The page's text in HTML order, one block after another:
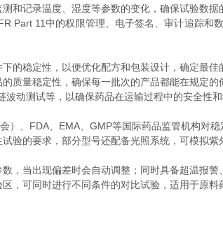
记录温度、湿度等参数的变化，确保试验数据
11中的权限管理、电子签名、审计追踪和
稳定性，以便优化配方和包装设计，确定最佳
量稳定性，确保每一批次的产品都能在规定的
测试等，以确保药品在运输过程中的安全性和
、FDA、EMA、GMP等国际药品监管机构对稳
的要求，部分型号还配备光照系统，可模拟紫
当出现偏差时会自动调整；同时具备超温报警
可同时进行不同条件的对比试验，适用于原料